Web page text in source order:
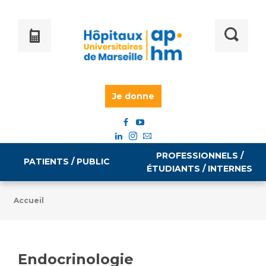
Je donne
PATIENTS / PUBLIC
PROFESSIONNELS /
ÉTUDIANTS / INTERNES
Emploi / formation
Accueil
Endocrinologie